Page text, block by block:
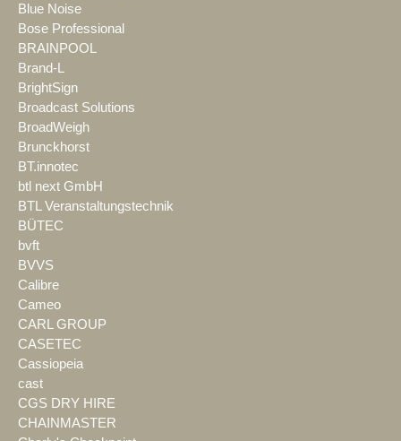
Blue Noise
Bose Professional
BRAINPOOL
Brand-L
BrightSign
Broadcast Solutions
BroadWeigh
Brunckhorst
BT.innotec
btl next GmbH
BTL Veranstaltungstechnik
BÜTEC
bvft
BVVS
Calibre
Cameo
CARL GROUP
CASETEC
Cassiopeia
cast
CGS DRY HIRE
CHAINMASTER